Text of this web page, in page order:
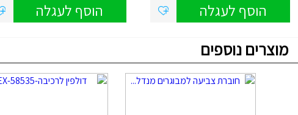
הוסף לעגלה הוסף לעגלה
מוצרים נוספים